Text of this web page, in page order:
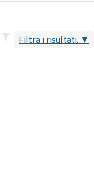
Filtra i risultati.